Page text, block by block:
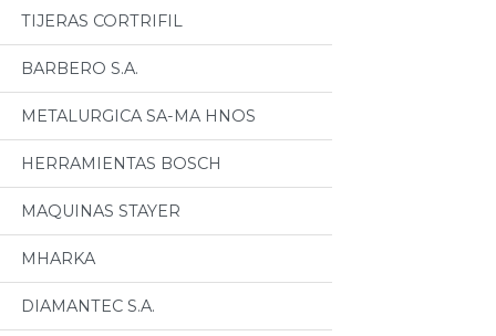
TIJERAS CORTRIFIL
BARBERO S.A.
METALURGICA SA-MA HNOS
HERRAMIENTAS BOSCH
MAQUINAS STAYER
MHARKA
DIAMANTEC S.A.